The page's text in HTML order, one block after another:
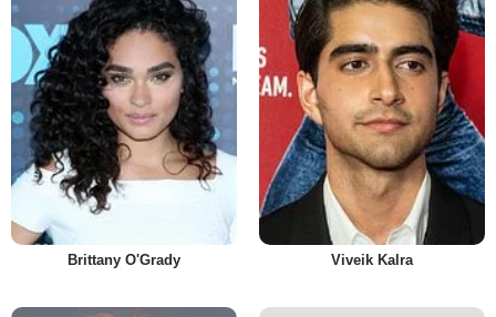
Brittany O'Grady Viveik Kalra